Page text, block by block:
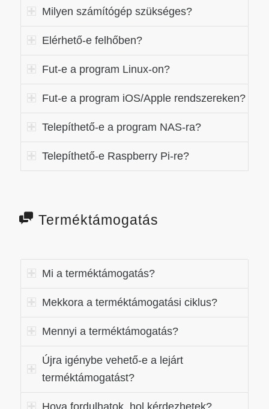
Milyen számítógép szükséges?
Elérhető-e felhőben?
Fut-e a program Linux-on?
Fut-e a program iOS/Apple rendszereken?
Telepíthető-e a program NAS-ra?
Telepíthető-e Raspberry Pi-re?
Terméktámogatás
Mi a terméktámogatás?
Mekkora a terméktámogatási ciklus?
Mennyi a terméktámogatás?
Újra igénybe vehető-e a lejárt
terméktámogatást?
Hova fordulhatok, hol kérdezhetek?